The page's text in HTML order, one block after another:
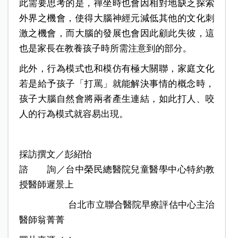
此需要思考的是，禪坐時也會因相對地缺乏探索
外界之機會，使得大腦神經元減低其他的文化刺
激之機會，而大腦的發展也會因此顧此失彼，這
也是家長在教養孩子時所需注意到的部分。
此外，行為模式也和模仿有極大關聯，家庭文化
若是給予孩子「打罵」就能解決事情的概念時，
孩子大腦自然會將兩者產生連結，如此打人、咬
人的行為模式就容易出現。
採訪撰文／彭紹怡
諮 詢／台中榮民總醫院兒童醫學中心特約教
授醫師遲景上
台北市立聯合醫院早療評估中心主治
醫師翁菁菁